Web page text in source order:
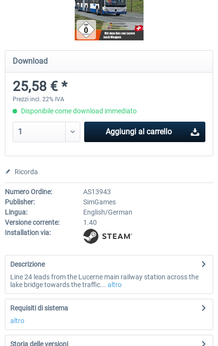
OMSI 2 Add-on Thüringer Wald
30,75 € *
Download
25,58 € *
Prezzi incl. 22% IVA
Disponibile come download immediato
Aggiungi al carrello
Ricorda
Numero Ordine:
AS13943
Publisher:
SimGames
Lingua:
English/German
Versione corrente:
1.40
Installation via:
Descrizione
Line 24 leads from the Lucerne main railway station across the
lake bridge towards the traffic... altro
Requisiti di sistema
altro
Storia delle versioni